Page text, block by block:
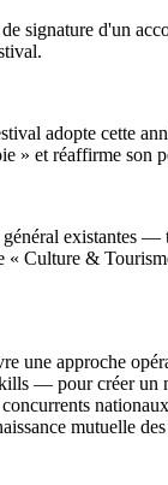
signature d'un
adopte cette
» et réaffirme
existantes
Culture &
une approche
— pour créer un
mutuelle